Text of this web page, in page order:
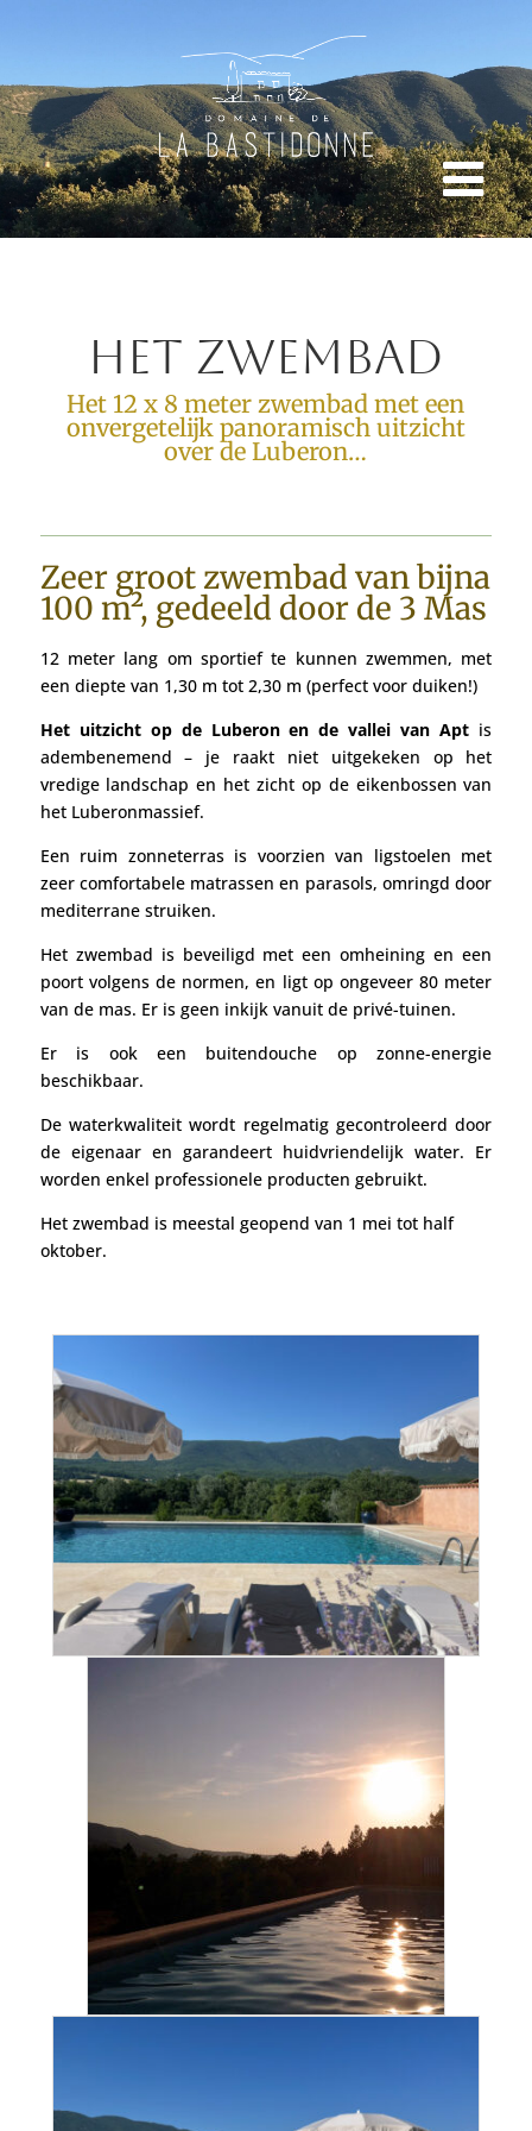
Het Zwembad
Het 12 x 8 meter zwembad met een
onvergetelijk panoramisch uitzicht
over de Luberon…
Zeer groot zwembad van bijna
100 m², gedeeld door de 3 Mas
12 meter lang om sportief te kunnen zwemmen, met
een diepte van 1,30 m tot 2,30 m (perfect voor duiken!)
Het uitzicht op de Luberon en de vallei van Apt is
adembenemend – je raakt niet uitgekeken op het
vredige landschap en het zicht op de eikenbossen van
het Luberonmassief.
Een ruim zonneterras is voorzien van ligstoelen met
zeer comfortabele matrassen en parasols, omringd door
mediterrane struiken.
Het zwembad is beveiligd met een omheining en een
poort volgens de normen, en ligt op ongeveer 80 meter
van de mas. Er is geen inkijk vanuit de privé-tuinen.
Er is ook een buitendouche op zonne-energie
beschikbaar.
De waterkwaliteit wordt regelmatig gecontroleerd door
de eigenaar en garandeert huidvriendelijk water. Er
worden enkel professionele producten gebruikt.
Het zwembad is meestal geopend van 1 mei tot half
oktober.